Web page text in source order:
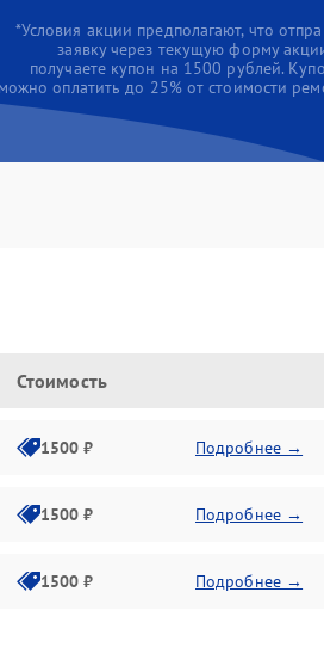
*Условия акции предполагают, что
заявку через текущую форму
получаете купон на 1500 рублей.
можно оплатить до 25% от стоимости
Стоимость
1500 ₽ Подробнее →
1500 ₽ Подробнее →
1500 ₽ Подробнее →